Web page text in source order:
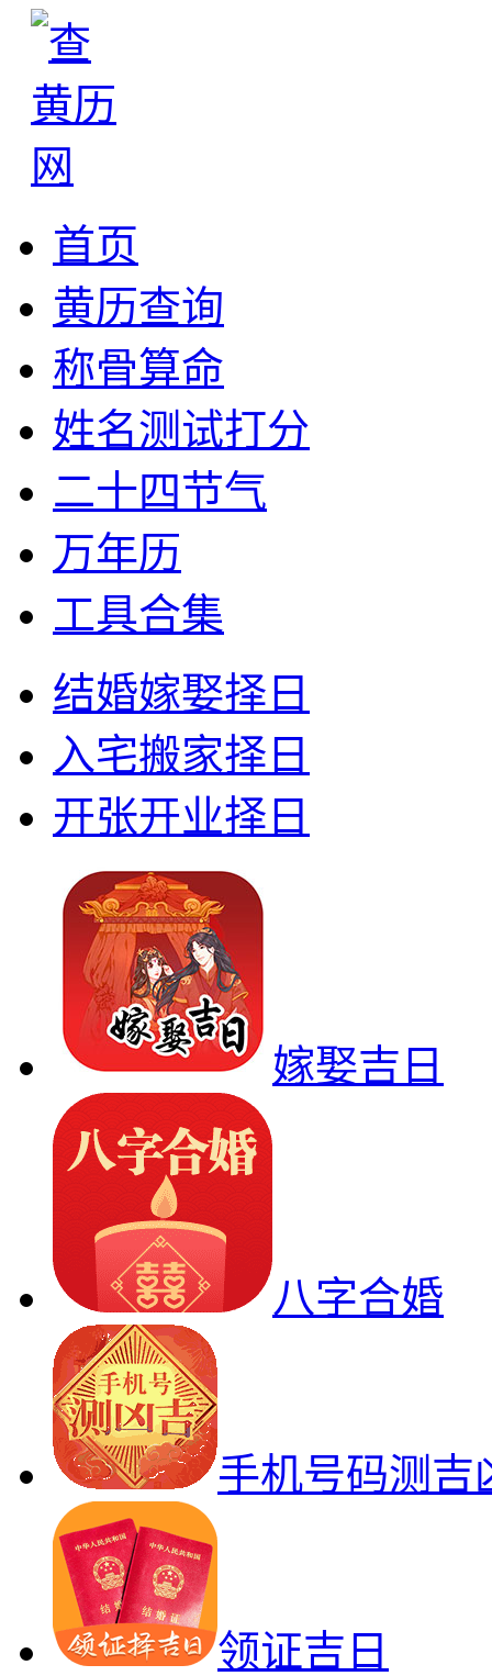
首页
黄历查询
称骨算命
姓名测试打分
二十四节气
万年历
工具合集
结婚嫁娶择日
入宅搬家择日
开张开业择日
嫁娶吉日
八字合婚
手机号码测吉
领证吉日